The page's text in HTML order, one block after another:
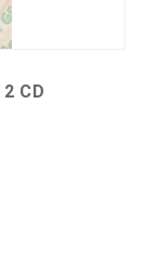
2 CD